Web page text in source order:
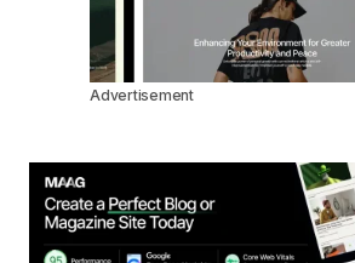
Advertisement